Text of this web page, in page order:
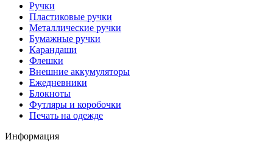
Ручки
Пластиковые ручки
Металлические ручки
Бумажные ручки
Карандаши
Флешки
Внешние аккумуляторы
Ежедневники
Блокноты
Футляры и коробочки
Печать на одежде
Информация